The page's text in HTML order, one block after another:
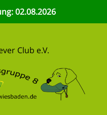
02.08.2026
Club e.V.